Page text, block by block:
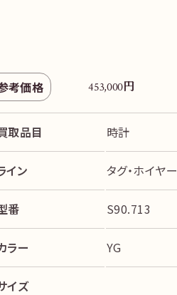
考価格 453,000円
取品目 時計
イン タグ・ホイヤ
番 S90.713
ラー YG
イズ